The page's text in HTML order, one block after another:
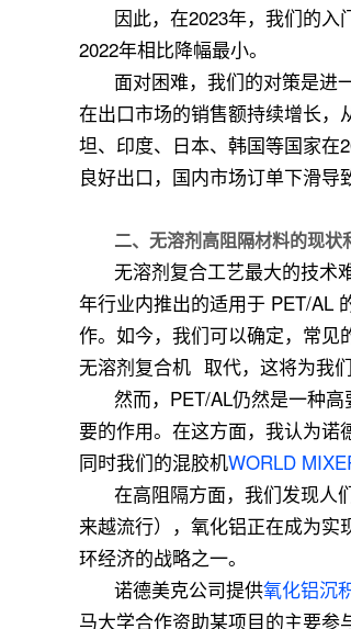
因此，在2023年，我们的入
2022年相比降幅最小。
面对困难，我们的对策是进
在出口市场的销售额持续增长，
坦、印度、日本、韩国等国家在
良好出口，国内市场订单下滑导
二、 无溶剂高阻隔材料的现状
无溶剂复合工艺最大的技术
年行业内推出的适用于 PET/AL
作。如今，我们可以确定，常见
无溶剂复合机 取代，这将为我
然而，PET/AL仍然是一种
要的作用。在这方面，我认为诺
同时我们的混胶机WORLD
在高阻隔方面，我们发现人
来越流行），氧化铝正在成为实
环经济的战略之一。
诺德美克公司提供氧化铝沉
马大学合作资助某项目的主要